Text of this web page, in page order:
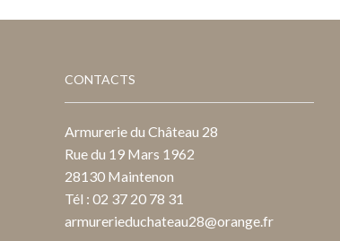
CONTACTS
Armurerie du Château 28
Rue du 19 Mars 1962
28130 Maintenon
Tél : 02 37 20 78 31
armurerieduchateau28@orange.fr